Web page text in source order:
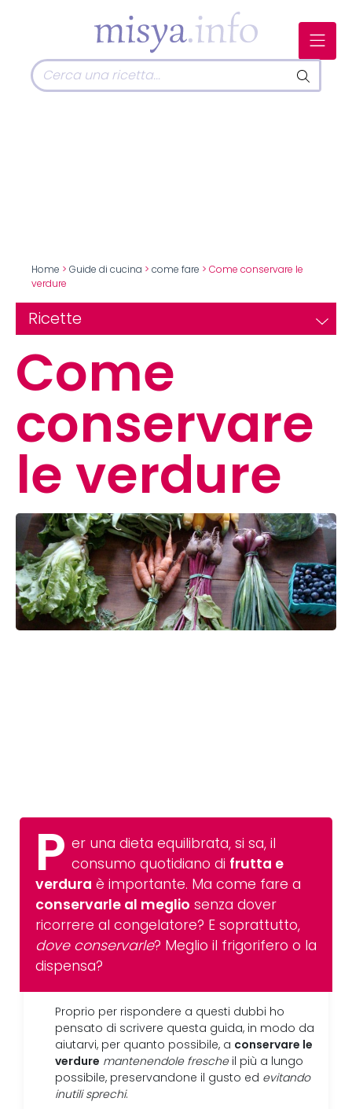
Home > Guide di cucina > come fare > Come conservare le
verdure
Ricette
Come
conservare
le verdure
P er una dieta equilibrata, si sa, il
consumo quotidiano di frutta e
verdura è importante. Ma come fare a
conservarle al meglio senza dover
ricorrere al congelatore? E soprattutto,
dove conservarle? Meglio il frigorifero o la
dispensa?
Proprio per rispondere a questi dubbi ho
pensato di scrivere questa guida, in modo da
aiutarvi, per quanto possibile, a conservare le
verdure mantenendole frescheil più a lungo
possibile, preservandone il gusto ed evitando
inutili sprechi.